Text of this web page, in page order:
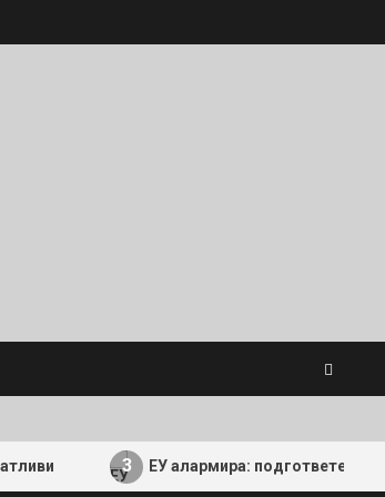
3 ЕУ алармира: подгответе се за